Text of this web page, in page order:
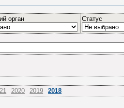
орган Статус
2020 2019 2018